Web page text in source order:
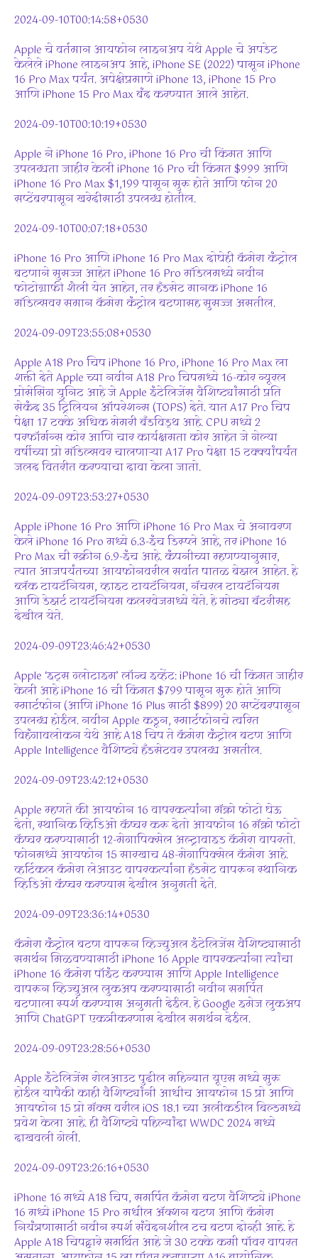
2024-09-10T00:14:58+0530
Apple चे वर्तमान आयफोन लाइनअप येथे Apple चे अपडेट
केलेले iPhone लाइनअप आहे, iPhone SE (2022) पासून iPhone
16 Pro Max पर्यंत. अपेक्षेप्रमाणे iPhone 13, iPhone 15 Pro
आणि iPhone 15 Pro Max बंद करण्यात आले आहेत.
2024-09-10T00:10:19+0530
Apple ने iPhone 16 Pro, iPhone 16 Pro ची किंमत आणि
उपलब्धता जाहीर केली iPhone 16 Pro ची किंमत $999 आणि
iPhone 16 Pro Max $1,199 पासून सुरू होते आणि फोन 20
सप्टेंबरपासून खरेदीसाठी उपलब्ध होतील.
2024-09-10T00:07:18+0530
iPhone 16 Pro आणि iPhone 16 Pro Max दोघेही कॅमेरा कंट्रोल
बटणाने सुसज्ज आहेत iPhone 16 Pro मॉडेलमध्ये नवीन
फोटोग्राफी शैली येत आहेत, तर हँडसेट मानक iPhone 16
मॉडेल्सवर समान कॅमेरा कंट्रोल बटणासह सुसज्ज असतील.
2024-09-09T23:55:08+0530
Apple A18 Pro चिप iPhone 16 Pro, iPhone 16 Pro Max ला
शक्ती देते Apple च्या नवीन A18 Pro चिपमध्ये 16-कोर न्यूरल
प्रोसेसिंग युनिट आहे जे Apple इंटेलिजेंस वैशिष्ट्यांसाठी प्रति
सेकंद 35 ट्रिलियन ऑपरेशन्स (TOPS) देते. यात A17 Pro चिप
पेक्षा 17 टक्के अधिक मेमरी बँडविड्थ आहे. CPU मध्ये 2
परफॉर्मन्स कोर आणि चार कार्यक्षमता कोर आहेत जे गेल्या
वर्षीच्या प्रो मॉडेल्सवर चालणाऱ्या A17 Pro पेक्षा 15 टक्क्यांपर्यंत
जलद वितरीत करण्याचा दावा केला जातो.
2024-09-09T23:53:27+0530
Apple iPhone 16 Pro आणि iPhone 16 Pro Max चे अनावरण
केले iPhone 16 Pro मध्ये 6.3-इंच डिस्प्ले आहे, तर iPhone 16
Pro Max ची स्क्रीन 6.9-इंच आहे. कंपनीच्या म्हणण्यानुसार,
त्यात आजपर्यंतच्या आयफोनवरील सर्वात पातळ बेझल आहेत. हे
ब्लॅक टायटॅनियम, व्हाइट टायटॅनियम, नॅचरल टायटॅनियम
आणि डेझर्ट टायटॅनियम कलरवेजमध्ये येते. हे मोठ्या बॅटरीसह
देखील येते.
2024-09-09T23:46:42+0530
Apple ‘इट्स ग्लोटाइम’ लॉन्च इव्हेंट: iPhone 16 ची किंमत जाहीर
केली आहे iPhone 16 ची किंमत $799 पासून सुरू होते आणि
स्मार्टफोन (आणि iPhone 16 Plus साठी $899) 20 सप्टेंबरपासून
उपलब्ध होईल. नवीन Apple कडून, स्मार्टफोनचे त्वरित
विहंगावलोकन येथे आहे A18 चिप ते कॅमेरा कंट्रोल बटण आणि
Apple Intelligence वैशिष्ट्ये हँडसेटवर उपलब्ध असतील.
2024-09-09T23:42:12+0530
Apple म्हणते की आयफोन 16 वापरकर्त्यांना मॅक्रो फोटो घेऊ
देतो, स्थानिक व्हिडिओ कॅप्चर करू देतो आयफोन 16 मॅक्रो फोटो
कॅप्चर करण्यासाठी 12-मेगापिक्सेल अल्ट्रावाइड कॅमेरा वापरतो.
फोनमध्ये आयफोन 15 सारखाच 48-मेगापिक्सेल कॅमेरा आहे.
व्हर्टिकल कॅमेरा लेआउट वापरकर्त्यांना हँडसेट वापरून स्थानिक
व्हिडिओ कॅप्चर करण्यास देखील अनुमती देते.
2024-09-09T23:36:14+0530
कॅमेरा कंट्रोल बटण वापरून व्हिज्युअल इंटेलिजेंस वैशिष्ट्यासाठी
समर्थन मिळवण्यासाठी iPhone 16 Apple वापरकर्त्यांना त्यांचा
iPhone 16 कॅमेरा पॉइंट करण्यास आणि Apple Intelligence
वापरून व्हिज्युअल लुकअप करण्यासाठी नवीन समर्पित
बटणाला स्पर्श करण्यास अनुमती देईल. हे Google इमेज लुकअप
आणि ChatGPT एकत्रीकरणास देखील समर्थन देईल.
2024-09-09T23:28:56+0530
Apple इंटेलिजेंस रोलआउट पुढील महिन्यात यूएस मध्ये सुरू
होईल यापैकी काही वैशिष्ट्यांनी आधीच आयफोन 15 प्रो आणि
आयफोन 15 प्रो मॅक्स वरील iOS 18.1 च्या अलीकडील बिल्डमध्ये
प्रवेश केला आहे. ही वैशिष्ट्ये पहिल्यांदा WWDC 2024 मध्ये
दाखवली गेली.
2024-09-09T23:26:16+0530
iPhone 16 मध्ये A18 चिप, समर्पित कॅमेरा बटण वैशिष्ट्ये iPhone
16 मध्ये iPhone 15 Pro मधील ॲक्शन बटण आणि कॅमेरा
नियंत्रणासाठी नवीन स्पर्श संवेदनशील टच बटण दोन्ही आहे. हे
Apple A18 चिपद्वारे समर्थित आहे जे 30 टक्के कमी पॉवर वापरत